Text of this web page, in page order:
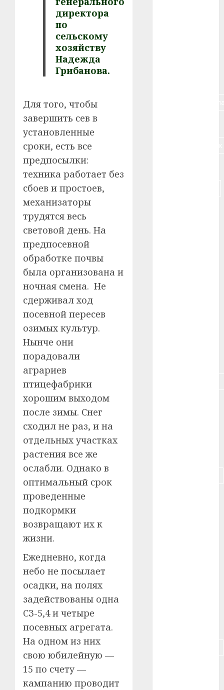
директора
по
сельскому
хозяйству
Надежда
Грибанова.
Для того, чтобы
завершить сев в
установленные
сроки, есть все
предпосылки:
техника работает без
сбоев и простоев,
механизаторы
трудятся весь
световой день. На
предпосевной
обработке почвы
была организована и
ночная смена. Не
сдерживал ход
посевной пересев
озимых культур.
Нынче они
порадовали
аграриев
птицефабрики
хорошим выходом
после зимы. Снег
сходил не раз, и на
отдельных участках
растения все же
ослабли. Однако в
оптимальный срок
проведенные
подкормки
возвращают их к
жизни.
Ежедневно, когда
небо не посылает
осадки, на полях
задействованы одна
СЗ-5,4 и четыре
посевных агрегата.
На одном из них
свою юбилейную —
15 по счету —
кампанию проводит